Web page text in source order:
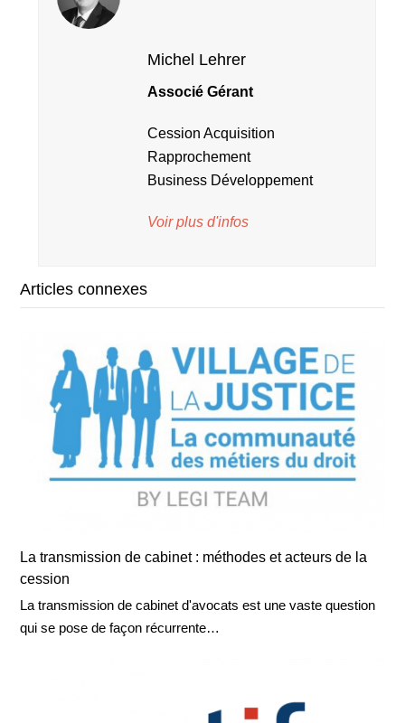
Michel Lehrer
Associé Gérant
Cession Acquisition
Rapprochement
Business Développement
Voir plus d'infos
Articles connexes
La transmission de cabinet : méthodes et acteurs de la
cession
La transmission de cabinet d'avocats est une vaste question
qui se pose de façon récurrente…